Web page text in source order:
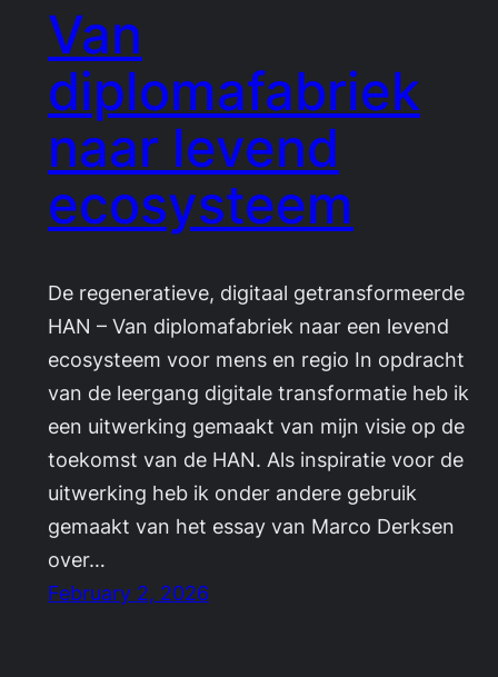
Van
diplomafabriek
naar levend
ecosysteem
De regeneratieve, digitaal getransformeerde
HAN – Van diplomafabriek naar een levend
ecosysteem voor mens en regio In opdracht
van de leergang digitale transformatie heb ik
een uitwerking gemaakt van mijn visie op de
toekomst van de HAN. Als inspiratie voor de
uitwerking heb ik onder andere gebruik
gemaakt van het essay van Marco Derksen
over…
February 2, 2026